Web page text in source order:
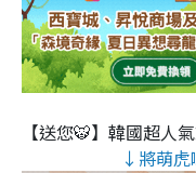
【送您🐯】韓國超人
↓將萌虎